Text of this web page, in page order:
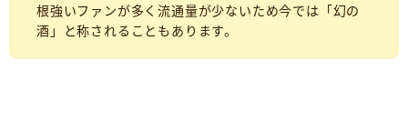
根強いファンが多く流通量が少ないため今では「幻の
酒」と称されることもあります。